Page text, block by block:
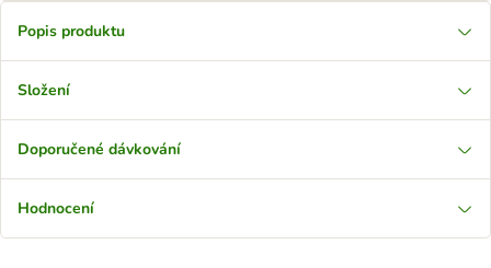
Popis produktu
Složení
Doporučené dávkování
Hodnocení